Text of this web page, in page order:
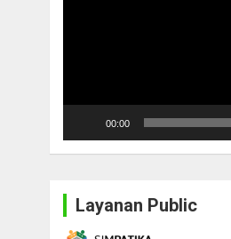
00:00
Layanan Public